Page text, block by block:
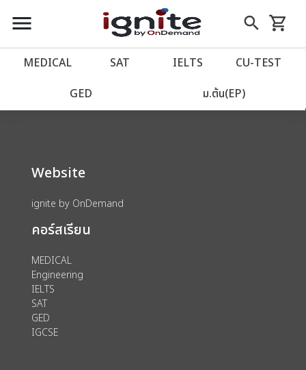
close
account_balance หน้าแรก
เว็บไซต์อิกไนท์
import_contacts วางแผนการเรียน
account_circle เข้าสู่ระบบ
assignment ลงทะเบียน
menu search
Skip
to
shopping_cart
รถเข็น
MEDICAL SAT IELTS CU‑TEST
GED ม.ต้น(EP)
We could not find anything for 80002756
Website
ignite by OnDemand
คอร์สเรียน
MEDICAL
Engineering
IELTS
SAT
GED
IGCSE